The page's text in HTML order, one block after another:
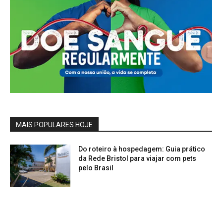
MAIS POPULARES HOJE
Do roteiro à hospedagem: Guia prático
da Rede Bristol para viajar com pets
pelo Brasil